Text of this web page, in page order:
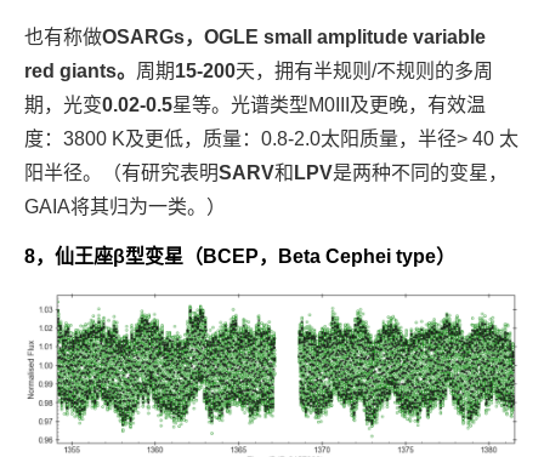
也有称做OSARGs，OGLE small amplitude variable
red giants。 周期15-200天，拥有半规则/不规则的多周
期，光变0.02-0.5星等。光谱类型M0III及更晚，有效温
度：3800 K及更低，质量：0.8-2.0太阳质量，半径> 40 太
阳半径。（有研究表明SARV和 LPV是两种不同的变星，
GAIA将其归为一类。）
8，仙王座β型变星（BCEP，Beta Cephei type）